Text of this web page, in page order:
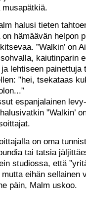
halusi tieten
hämäävän helpon
”Walkin’ on
kaiutinparin
lehtiseen painettuja
”hei, tsekataas
espanjalainen
”Walkin’
on oma
tai tatsia
studiossa, että
eihän sellainen
päin, Malm uskoo.